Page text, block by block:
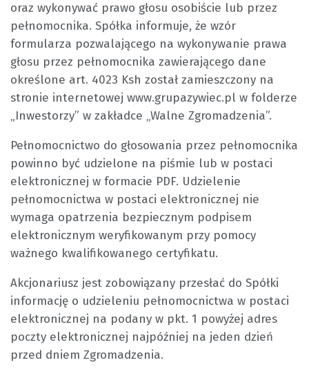
oraz wykonywać prawo głosu osobiście lub przez
pełnomocnika. Spółka informuje, że wzór
formularza pozwalającego na wykonywanie prawa
głosu przez pełnomocnika zawierającego dane
określone art. 4023 Ksh został zamieszczony na
stronie internetowej www.grupazywiec.pl w folderze
„Inwestorzy” w zakładce „Walne Zgromadzenia”.
Pełnomocnictwo do głosowania przez pełnomocnika
powinno być udzielone na piśmie lub w postaci
elektronicznej w formacie PDF. Udzielenie
pełnomocnictwa w postaci elektronicznej nie
wymaga opatrzenia bezpiecznym podpisem
elektronicznym weryfikowanym przy pomocy
ważnego kwalifikowanego certyfikatu.
Akcjonariusz jest zobowiązany przesłać do Spółki
informację o udzieleniu pełnomocnictwa w postaci
elektronicznej na podany w pkt. 1 powyżej adres
poczty elektronicznej najpóźniej na jeden dzień
przed dniem Zgromadzenia.